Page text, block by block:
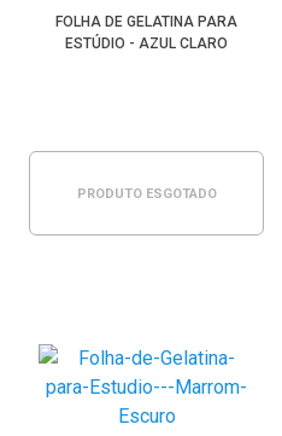
FOLHA DE GELATINA PARA
ESTÚDIO - AZUL CLARO
PRODUTO ESGOTADO